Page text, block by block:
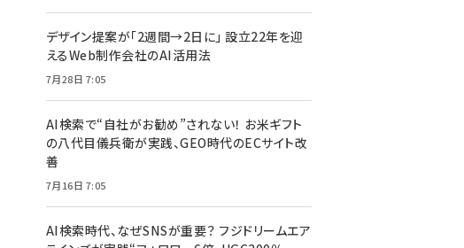
デザイン提案が「2週間→2日に」 設立22年を迎
えるWeb制作会社のAI活用法
7月28日 7:05
AI検索で“自社がお勧め”されない！ お米ギフト
の八代目儀兵衛が実践、GEO時代のECサイト改
善
7月16日 7:05
AI検索時代、なぜSNSが重要？ フジドリームエア